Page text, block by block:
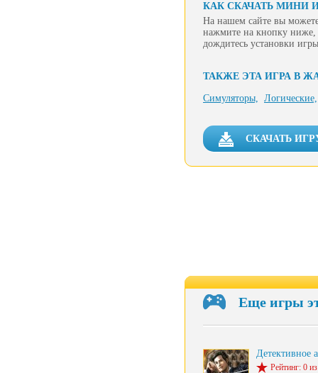
КАК СКАЧАТЬ МИНИ
На нашем сайте вы
нажмите на кнопку ниже,
дождитесь установки
ТАКЖЕ ЭТА ИГРА В
Симуляторы, Логические,
СКАЧАТЬ
Еще игры
Детективное
Рейтинг: 0